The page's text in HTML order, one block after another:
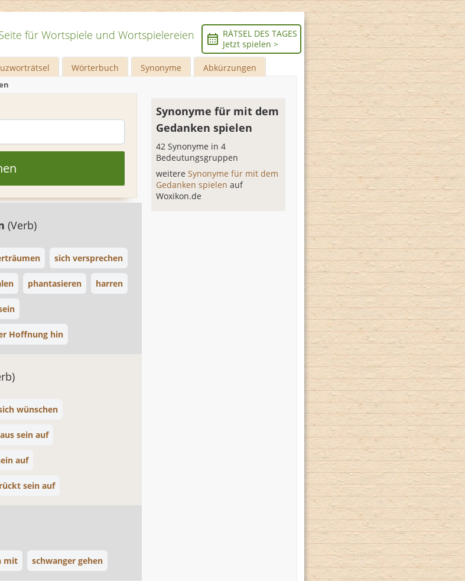
für Wortspiele und Wortspielereien
RÄTSEL DES TAGES
Jetzt spielen >
Wörterbuch Synonyme Abkürzungen
(Verb)
sich versprechen
phantasieren harren
Hoffnung hin
wünschen
aus sein auf
auf
sein auf
mit schwanger gehen
Synonyme für mit dem
Gedanken spielen
42 Synonyme in 4
Bedeutungsgruppen
weitereSynonyme für mit dem
Gedanken spielenauf
Woxikon.de